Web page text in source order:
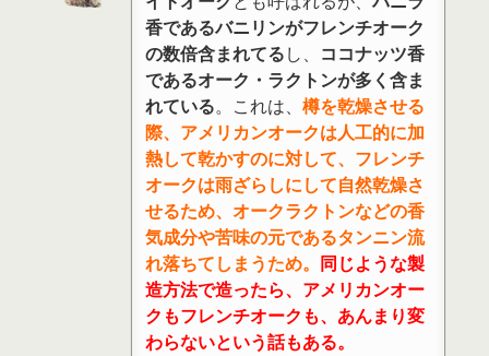
香であるバニリンがフレンチオーク
の数倍含まれてるし、 ココナッツ香
であるオーク・ラクトンが多く含ま
れている。これは、 樽を乾燥させる
際、アメリカンオークは人工的に加
熱して乾かすのに対して、フレンチ
オークは雨ざらしにして自然乾燥さ
せるため、オークラクトンなどの香
気成分や苦味の元であるタンニン流
れ落ちてしまうため。 同じような製
造方法で造ったら、アメリカンオー
クもフレンチオークも、あんまり変
わらないという話もある。